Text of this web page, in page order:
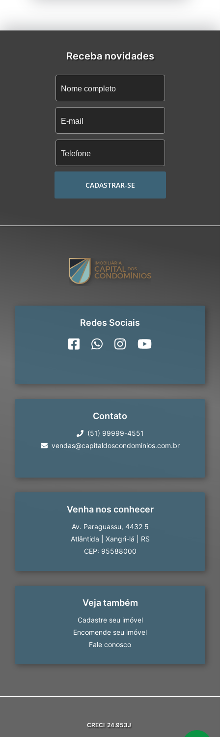
Receba novidades
CADASTRAR-SE
Redes Sociais
Contato
(51) 99999-4551
vendas@capitaldoscondominios.com.br
Venha nos conhecer
Av. Paraguassu, 4432 5
Atlântida
Xangri-lá
RS
CEP: 95588000
Veja também
Cadastre seu imóvel
Encomende seu imóvel
Fale conosco
CRECI 24.953J